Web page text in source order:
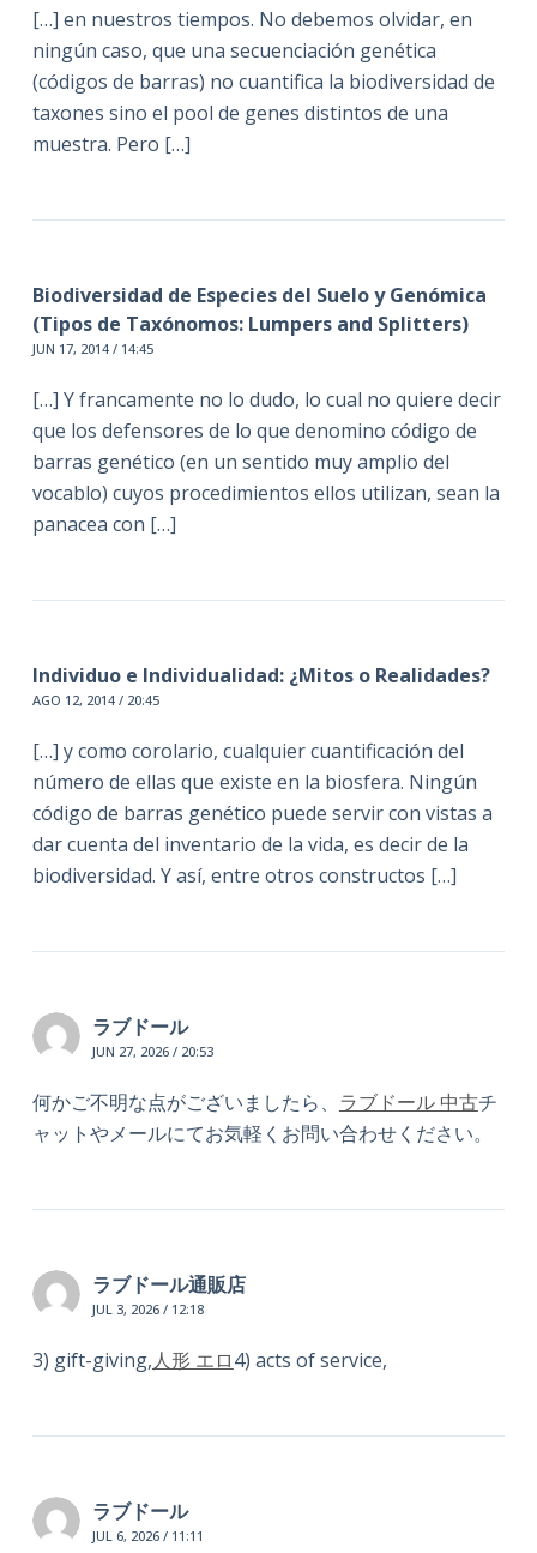
[…] en nuestros tiempos. No debemos olvidar, en
ningún caso, que una secuenciación genética
(códigos de barras) no cuantifica la biodiversidad de
taxones sino el pool de genes distintos de una
muestra. Pero […]
Biodiversidad de Especies del Suelo y Genómica
(Tipos de Taxónomos: Lumpers and Splitters)
JUN 17, 2014 / 14:45
[…] Y francamente no lo dudo, lo cual no quiere decir
que los defensores de lo que denomino código de
barras genético (en un sentido muy amplio del
vocablo) cuyos procedimientos ellos utilizan, sean la
panacea con […]
Individuo e Individualidad: ¿Mitos o Realidades?
AGO 12, 2014 / 20:45
[…] y como corolario, cualquier cuantificación del
número de ellas que existe en la biosfera. Ningún
código de barras genético puede servir con vistas a
dar cuenta del inventario de la vida, es decir de la
biodiversidad. Y así, entre otros constructos […]
ラブドール
JUN 27, 2026 / 20:53
何かご不明な点がございましたら、 ラブドール 中古チ
ャットやメールにてお気軽くお問い合わせください。
ラブドール通販店
JUL 3, 2026 / 12:18
3) gift-giving,人形 エロ4) acts of service,
ラブドール
JUL 6, 2026 / 11:11